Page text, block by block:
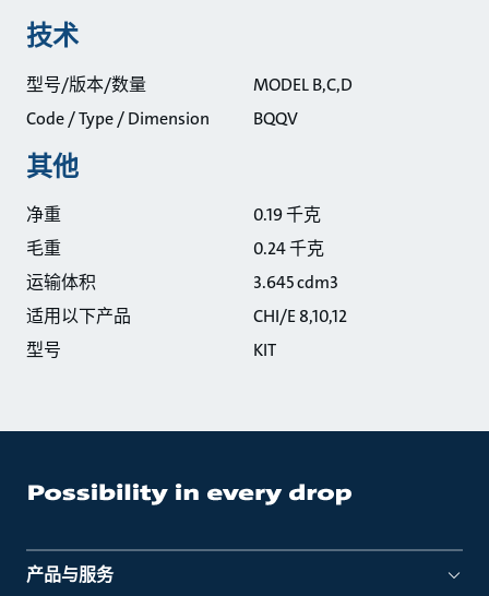
技术
型号/版本/数量
MODEL B,C,D
Code / Type / Dimension
BQQV
其他
净重
0.19 千克
毛重
0.24 千克
运输体积
3.645 cdm3
适用以下产品
CHI/E 8,10,12
型号
KIT
产品与服务